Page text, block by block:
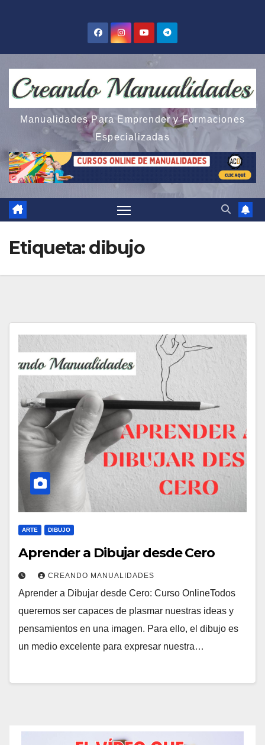
Manualidades Para Emprender y Formaciones
Especializadas
Etiqueta:dibujo
ARTE DIBUJO
Aprender a Dibujar desde Cero
CREANDO MANUALIDADES
Aprender a Dibujar desde Cero: Curso OnlineTodos
queremos ser capaces de plasmar nuestras ideas y
pensamientos en una imagen. Para ello, el dibujo es
un medio excelente para expresar nuestra…